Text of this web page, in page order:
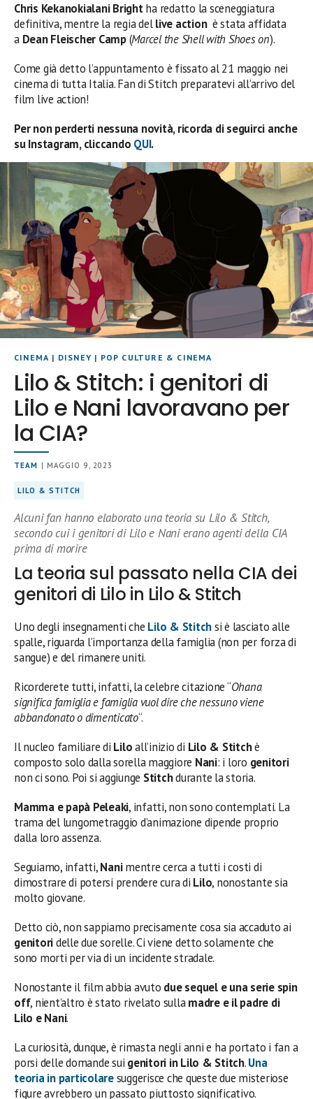
Chris Kekanokialani Brightha redatto la sceneggiatura
definitiva, mentre la regia dellive action è stata affidata
a Dean Fleischer Camp(Marcel the Shell with Shoes on).
Come già detto l’appuntamento è fissato al 21 maggio nei
cinema di tutta Italia. Fan di Stitch preparatevi all’arrivo del
film live action!
Per non perderti nessuna novità, ricorda di seguirci anche
su Instagram, cliccando QUI.
CINEMA | DISNEY | POP CULTURE & CINEMA
Lilo & Stitch: i genitori di
Lilo e Nani lavoravano per
la CIA?
TEAM | MAGGIO 9, 2023
LILO & STITCH
Alcuni fan hanno elaborato una teoria su Lilo & Stitch,
secondo cui i genitori di Lilo e Nani erano agenti della CIA
prima di morire
La teoria sul passato nella CIA dei
genitori di Lilo in Lilo & Stitch
Uno degli insegnamenti che Lilo & Stitchsi è lasciato alle
spalle, riguarda l’importanza della famiglia (non per forza di
sangue) e del rimanere uniti.
Ricorderete tutti, infatti, la celebre citazione “Ohana
significa famiglia e famiglia vuol dire che nessuno viene
abbandonato o dimenticato“.
Il nucleo familiare di Liloall’inizio di Lilo & Stitchè
composto solo dalla sorella maggiore Nani: i loro genitori
non ci sono. Poi si aggiunge Stitchdurante la storia.
Mamma e papà Peleaki, infatti, non sono contemplati. La
trama del lungometraggio d’animazione dipende proprio
dalla loro assenza.
Seguiamo, infatti,Nanimentre cerca a tutti i costi di
dimostrare di potersi prendere cura di Lilo, nonostante sia
molto giovane.
Detto ciò, non sappiamo precisamente cosa sia accaduto ai
genitoridelle due sorelle. Ci viene detto solamente che
sono morti per via di un incidente stradale.
Nonostante il film abbia avuto due sequel e una serie spin
off, nient’altro è stato rivelato sullamadre e il padre di
Lilo e Nani.
La curiosità, dunque, è rimasta negli anni e ha portato i fan a
porsi delle domande sui genitori in Lilo & Stitch.Una
teoria in particolaresuggerisce che queste due misteriose
figure avrebbero un passato piuttosto significativo.